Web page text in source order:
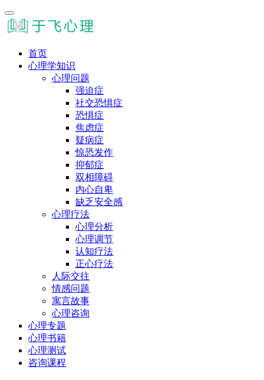
首页
心理学知识
心理问题
强迫症
社交恐惧症
恐惧症
焦虑症
疑病症
惊恐发作
抑郁症
双相障碍
内心自卑
缺乏安全感
心理疗法
心理分析
心理调节
认知疗法
正心疗法
人际交往
情感问题
寓言故事
心理咨询
心理专题
心理书籍
心理测试
咨询课程